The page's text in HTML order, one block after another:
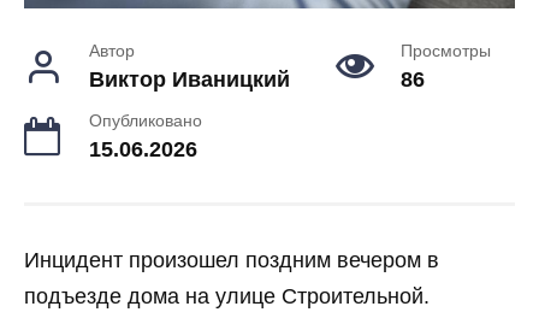
Автор
Виктор Иваницкий
Просмотры
86
Опубликовано
15.06.2026
Инцидент произошел поздним вечером в
подъезде дома на улице Строительной.